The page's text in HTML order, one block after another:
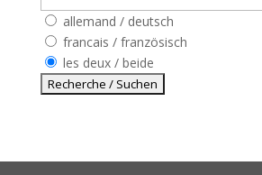
allemand / deutsch
francais / französisch
les deux / beide